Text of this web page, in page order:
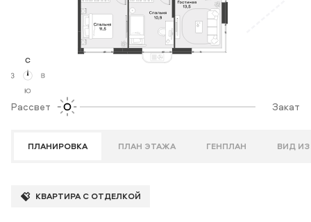
Рассвет Закат
ПЛАНИРОВКА ПЛАН ЭТАЖА ГЕНПЛАН ВИД ИЗ
КВАРТИРА С ОТДЕЛКОЙ